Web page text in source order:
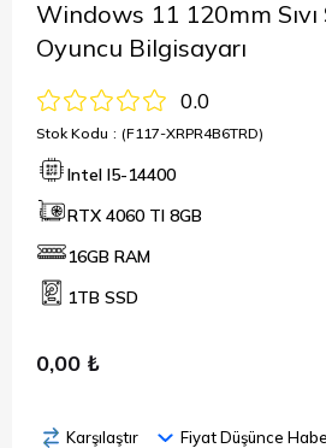
Windows 11 120mm
Oyuncu Bilgisayarı
0.0
Stok Kodu (F117-XRPR4B6TRD)
Intel I5-14400
RTX 4060 TI 8GB
16GB RAM
1TB SSD
0,00 ₺
Karşılaştır Fiyat Düşünce